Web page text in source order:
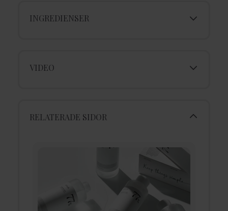
INGREDIENSER
VIDEO
RELATERADE SIDOR